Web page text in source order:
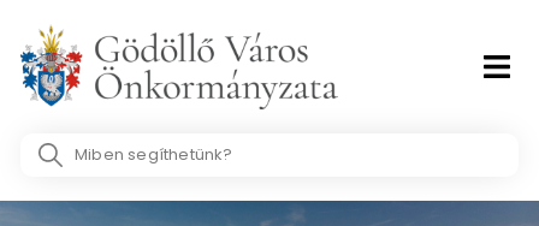
content
Search